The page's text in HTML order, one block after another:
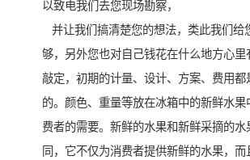
以致电我们去您现场勘察，
并让我们搞清楚您的想法，类此我们给
够，另外您也对自己钱花在什么地方心里
敲定，初期的计量、设计、方案、费用都
的。颜色、重量等放在冰箱中的新鲜水果
费者的需要。新鲜的水果和新鲜采摘的水
同，它不仅为消费者提供新鲜的水果，